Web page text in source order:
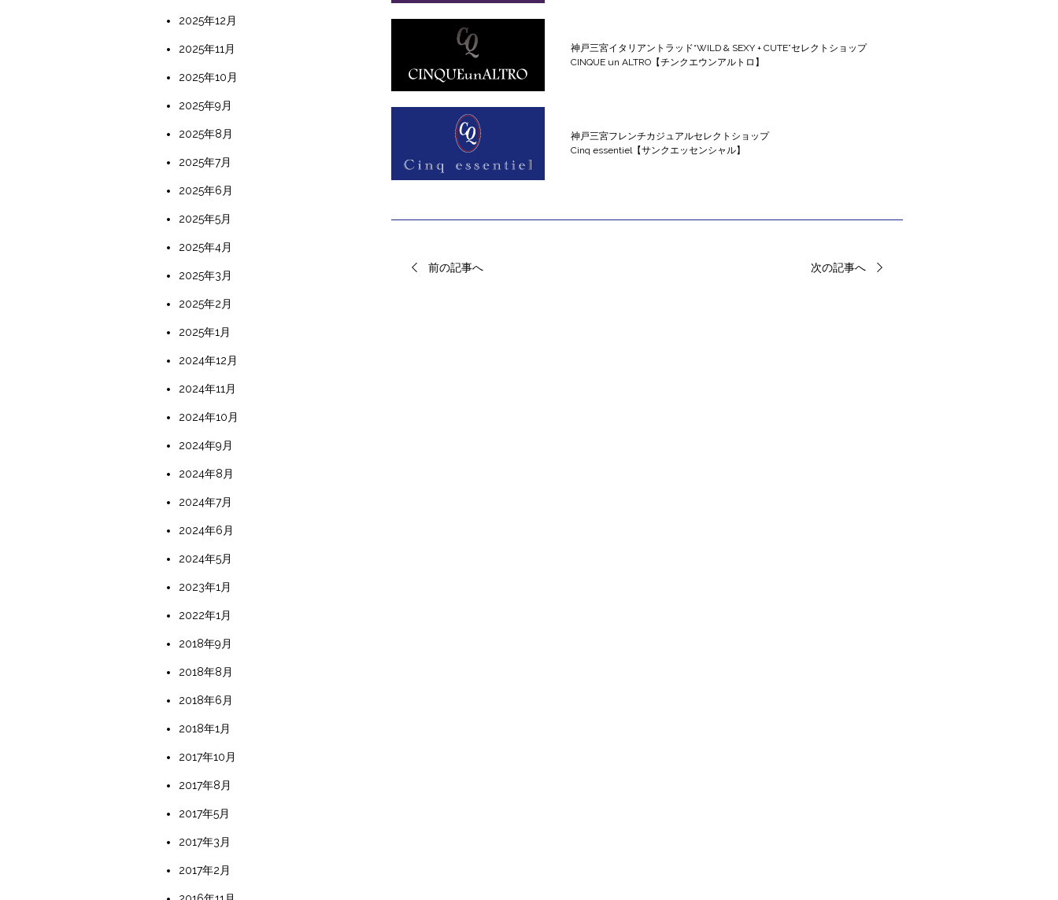
神戸三宮イタリアントラッド“WILD & SEXY + CUTE”セレクトショップ
CINQUE un ALTRO【チンクエウンアルトロ】
神戸三宮フレンチカジュアルセレクトショップ
Cinq essentiel【サンクエッセンシャル】
前の記事へ 次の記事へ
2025年12月
2025年11月
2025年10月
2025年9月
2025年8月
2025年7月
2025年6月
2025年5月
2025年4月
2025年3月
2025年2月
2025年1月
2024年12月
2024年11月
2024年10月
2024年9月
2024年8月
2024年7月
2024年6月
2024年5月
2023年1月
2022年1月
2018年9月
2018年8月
2018年6月
2018年1月
2017年10月
2017年8月
2017年5月
2017年3月
2017年2月